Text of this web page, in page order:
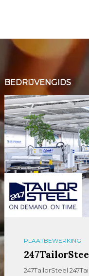
BEDRIJVENGIDS
PLAATBEWERKING
247TailorSteel